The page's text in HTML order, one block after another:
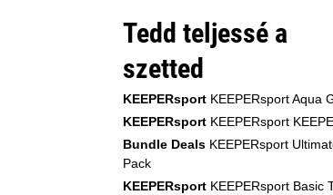
Tedd teljessé a
szetted
KEEPERsport KEEPERsport Aqua
KEEPERsport KEEPERsport
Bundle Deals KEEPERsport
Pack
KEEPERsport KEEPERsport Basic